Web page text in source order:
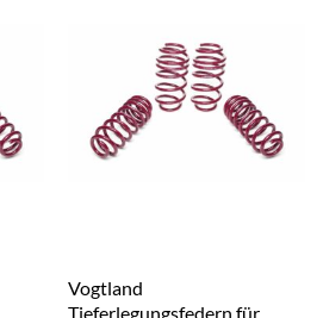
Vogtland
Tieferlegungsfedern für